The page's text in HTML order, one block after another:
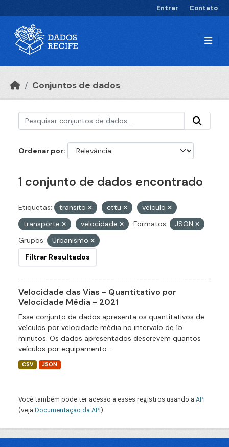
Entrar Contato
Conjuntos de dados
Ordenar por
1 conjunto de dados encontrado
Etiquetas: transito cttu
veículo
transporte
velocidade Formatos:
JSON
Grupos:
Urbanismo
Filtrar Resultados
Velocidade das Vias - Quantitativo por
Velocidade Média - 2021
Esse conjunto de dados apresenta os quantitativos de
veículos por velocidade média no intervalo de 15
minutos. Os dados apresentados descrevem quantos
veículos por equipamento...
CSV JSON
Você também pode ter acesso a esses registros usando a API
(veja Documentação da API).